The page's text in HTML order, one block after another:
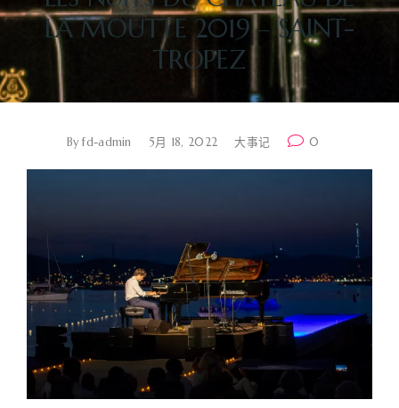
LA MOUTTE 2019 – SAINT-
TROPEZ
Byfd-admin 5月 18, 2022 大事记 0